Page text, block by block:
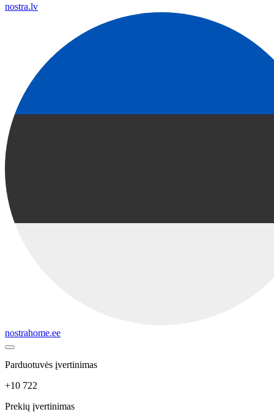
nostra.lv
nostrahome.ee
Parduotuvės įvertinimas
+10 722
Prekių įvertinimas